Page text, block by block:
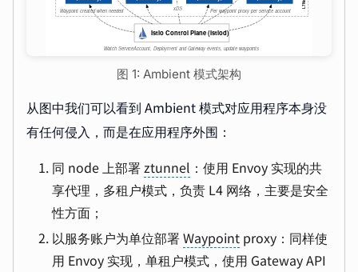
图 1: Ambient 模式架构
从图中我们可以看到 Ambient 模式对应用程序本身没
有任何侵入，而是在应用程序外围：
同 node 上部署ztunnel ：使用 Envoy 实现的共
享代理，多租户模式，负责 L4 网络，主要是安全
性方面；
以服务账户为单位部署Waypoint proxy：同样使
用 Envoy 实现，单租户模式，使用 Gateway API